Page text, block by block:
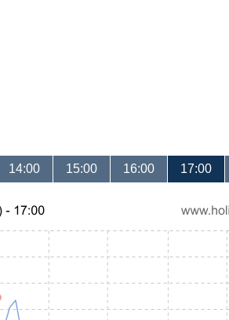
14:00 15:00 16:00 17:00